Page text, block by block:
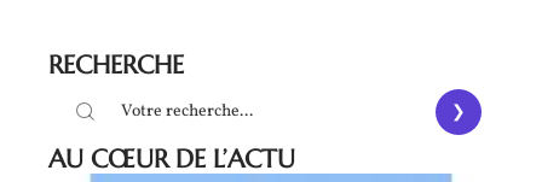
RECHERCHE
AU CŒUR DE L’ACTU